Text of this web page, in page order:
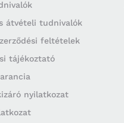
átvételi tudnivalók
feltételek
tájékoztató
nyilatkozat